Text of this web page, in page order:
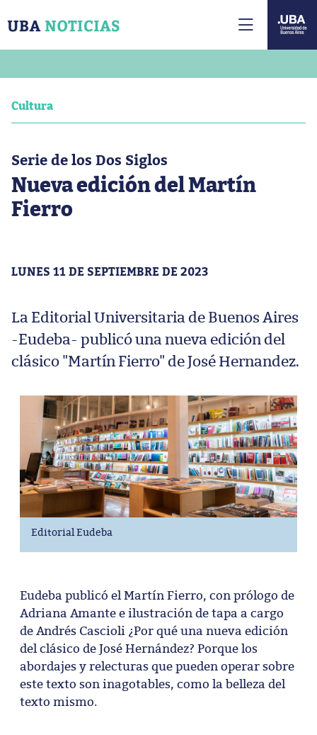
Cultura
Serie de los Dos Siglos
Nueva edición del Martín
Fierro
LUNES 11 DE SEPTIEMBRE DE 2023
La Editorial Universitaria de Buenos Aires
-Eudeba- publicó una nueva edición del
clásico "Martín Fierro" de José Hernandez.
Editorial Eudeba
Eudeba publicó el Martín Fierro, con prólogo de
Adriana Amante e ilustración de tapa a cargo
de Andrés Cascioli ¿Por qué una nueva edición
del clásico de José Hernández? Porque los
abordajes y relecturas que pueden operar sobre
este texto son inagotables, como la belleza del
texto mismo.